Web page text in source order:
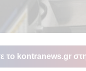
το kontranews.gr